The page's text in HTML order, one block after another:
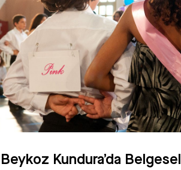
Beykoz Kundura’da Belgesel